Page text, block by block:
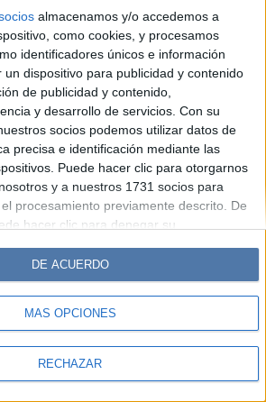
almacenamos y/o accedemos a
como cookies, y procesamos
identificadores únicos e información
dispositivo para publicidad y contenido
de publicidad y contenido,
y desarrollo de servicios. Con su
socios podemos utilizar datos de
precisa e identificación mediante las
Puede hacer clic para otorgarnos
y a nuestros 1731 socios para
procesamiento previamente descrito. De
hacer clic para denegar su
antes de otorgar su consentimiento.
algún procesamiento de sus datos
requerir de su consentimiento, pero usted
tal procesamiento. Sus
su consentimiento en cualquier
MÁS OPCIONES
RECHAZAR
DE ACUERDO
2019 - Todos los derechos reservados
Intelectual: Nro. 5346433